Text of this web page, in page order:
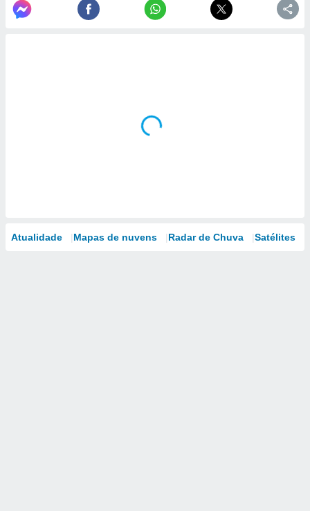
Atualidade Mapas de nuvens Radar de Chuva Satélites